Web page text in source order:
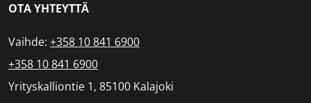
OTA YHTEYTTÄ
Vaihde: +358 10 841 6900
+358 10 841 6900
Yrityskalliontie 1, 85100 Kalajoki